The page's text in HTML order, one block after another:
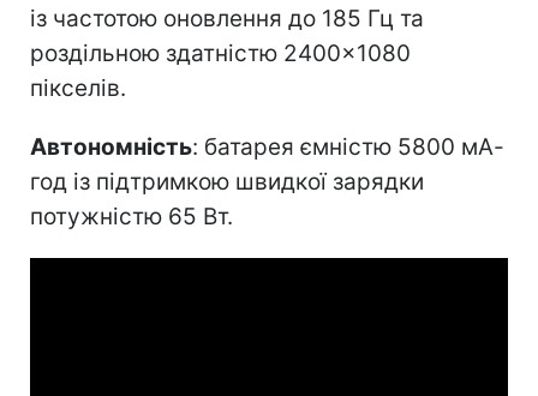
із частотою оновлення до 185 Гц та
роздільною здатністю 2400×1080
пікселів.
Автономність: батарея ємністю 5800 мА-
год із підтримкою швидкої зарядки
потужністю 65 Вт.